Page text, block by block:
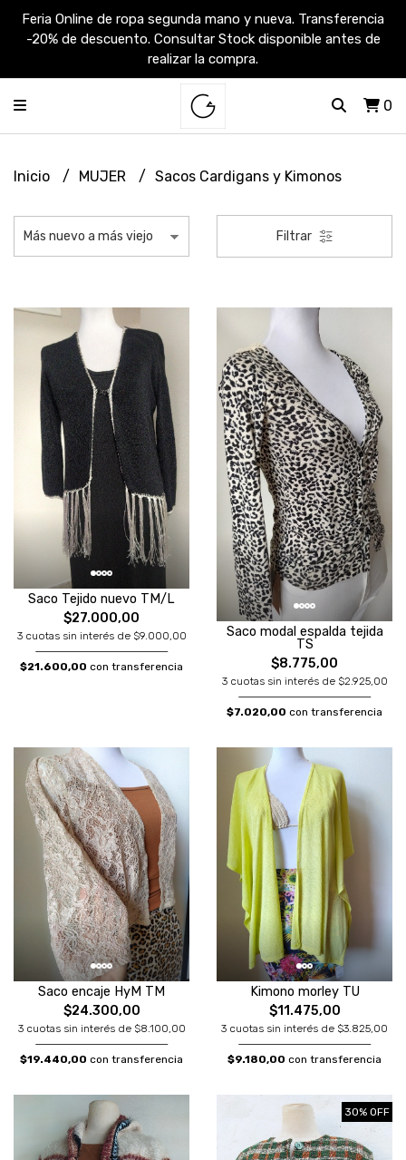
Feria Online de ropa segunda mano y nueva. Transferencia
-20% de descuento. Consultar Stock disponible antes de
realizar la compra.
0
Inicio MUJER Sacos Cardigans y Kimonos
Filtrar
Saco Tejido nuevo TM/L
$27.000,00
3 cuotas sin interés de $9.000,00
$21.600,00 con transferencia
Saco modal espalda tejida
TS
$8.775,00
3 cuotas sin interés de $2.925,00
$7.020,00 con transferencia
Saco encaje HyM TM
$24.300,00
3 cuotas sin interés de $8.100,00
$19.440,00 con transferencia
Kimono morley TU
$11.475,00
3 cuotas sin interés de $3.825,00
$9.180,00 con transferencia
30% OFF